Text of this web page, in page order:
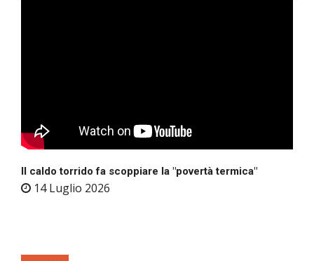
Il caldo torrido fa scoppiare la "povertà termica"
14 Luglio 2026